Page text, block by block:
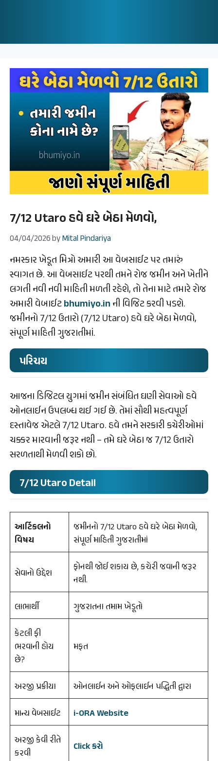
7/12 Utaro હવે ઘરે બેઠા મેળવો,
04/04/2026byMital Pindariya
નમસ્કાર ખેડૂત મિત્રો અમારી આ વેબસાઈટ પર તમારું
સ્વાગત છે. આ વેબસાઈટ પરથી તમને રોજ જમીન અને ખેતીને
લગતી નવી નવી માહિતી મળતી રહેશે, તો તેના માટે તમારે રોજ
અમારી વેબાઈટbhumiyo.inની વિજિટ કરવી પડશે.
જમીનનો 7/12 ઉતારો (7/12 Utaro) હવે ઘરે બેઠા મેળવો,
સંપૂર્ણ માહિતી ગુજરાતીમાં.
પરિચય
આજના ડિજિટલ યુગમાં જમીન સંબંધિત ઘણી સેવાઓ હવે
ઓનલાઈન ઉપલબ્ધ થઈ ગઈ છે. તેમાં સૌથી મહત્વપૂર્ણ
દસ્તાવેજ એટલે 7/12 Utaro. હવે તમને સરકારી કચેરીઓમાં
ચક્કર મારવાની જરૂર નથી – તમે ઘરે બેઠા જ 7/12 ઉતારો
સરળતાથી મેળવી શકો છો.
7/12 Utaro Detail
આર્ટિકલનો
વિષય
જમીનનો 7/12 Utaro હવે ઘરે બેઠા મેળવો,
સંપૂર્ણ માહિતી ગુજરાતીમાં
સેવાનો ઉદ્દેશ
ફોનથી જોઈ શકાય છે, કચેરી જવાની જરૂર
નથી.
લાભાર્થી
ગુજરાતના તમામ ખેડૂતો
કેટલી ફી
ભરવાની હોય
છે?
મફત
અરજી પ્રક્રીયા
ઓનલાઈન અને ઓફલાઈન પદ્ધિતી દ્વારા
માન્ય વેબસાઈટ
i-ORA Website
અરજી કેવી રીતે
કરવી
Click કરો